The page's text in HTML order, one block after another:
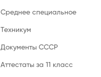
Среднее специальное
Техникум
Документы СССР
Аттестаты за 11 класс